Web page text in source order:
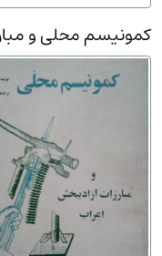
پزشکی(140)
کامپیوتر و نرم افزار (13)
ورزشی و تربیت بدنی
آشپزی و خوراکی
رمان و داستان خارجی(489)
حقوقی و قانون(47)
کتاب های مصور رنگی و
کمونیسم محلی و